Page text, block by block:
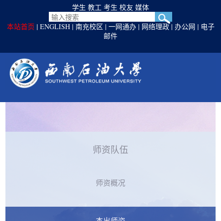
学生 教工 考生 校友 媒体
本站首页 | ENGLISH | 南充校区 | 一网通办 | 网络理政 | 办公网 | 电子
邮件
师资队伍
师资概况